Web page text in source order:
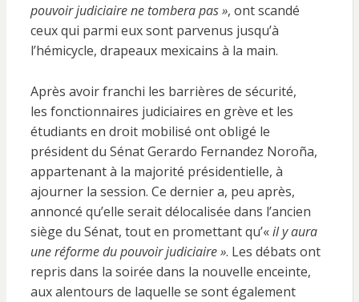
pouvoir judiciaire ne tombera pas », ont scandé
ceux qui parmi eux sont parvenus jusqu’à
l’hémicycle, drapeaux mexicains à la main.
Après avoir franchi les barrières de sécurité,
les fonctionnaires judiciaires en grève et les
étudiants en droit mobilisé ont obligé le
président du Sénat Gerardo Fernandez Noroña,
appartenant à la majorité présidentielle, à
ajourner la session. Ce dernier a, peu après,
annoncé qu’elle serait délocalisée dans l’ancien
siège du Sénat, tout en promettant qu’«il y aura
une réforme du pouvoir judiciaire ». Les débats ont
repris dans la soirée dans la nouvelle enceinte,
aux alentours de laquelle se sont également